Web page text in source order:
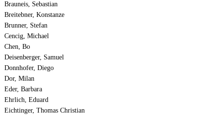
Brauneis, Sebastian
Breitebner, Konstanze
Brunner, Stefan
Cencig, Michael
Chen, Bo
Deisenberger, Samuel
Donnhofer, Diego
Dor, Milan
Eder, Barbara
Ehrlich, Eduard
Eichtinger, Thomas Christian